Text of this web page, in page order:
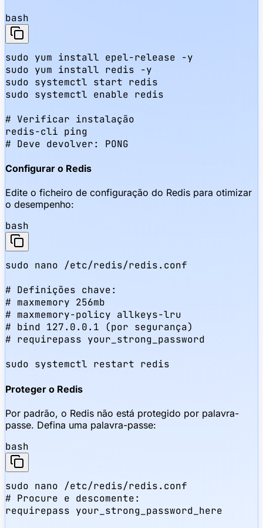
bash
sudo yum install epel-release -y
sudo yum install redis -y
sudo systemctl start redis
sudo systemctl enable redis
# Verificar instalação
redis-cli ping
# Deve devolver: PONG
Configurar o Redis
Edite o ficheiro de configuração do Redis para otimizar
o desempenho:
bash
sudo nano /etc/redis/redis.conf
# Definições chave:
# maxmemory 256mb
# maxmemory-policy allkeys-lru
# bind 127.0.0.1 (por segurança)
# requirepass your_strong_password
sudo systemctl restart redis
Proteger o Redis
Por padrão, o Redis não está protegido por palavra-
passe. Defina uma palavra-passe:
bash
sudo nano /etc/redis/redis.conf
# Procure e descomente:
requirepass your_strong_password_here